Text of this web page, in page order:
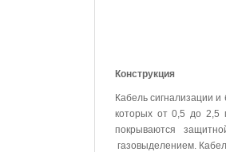
Конструкция
Кабель сигнализации
которых от 0,5 до 2,5
покрываются
газовыделением.